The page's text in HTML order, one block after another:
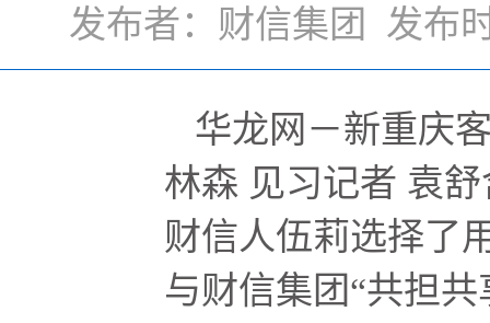
发布者：财信集团 发布
华龙网－新重庆
林森 见习记者 袁
财信人伍莉选择了
与财信集团“共担